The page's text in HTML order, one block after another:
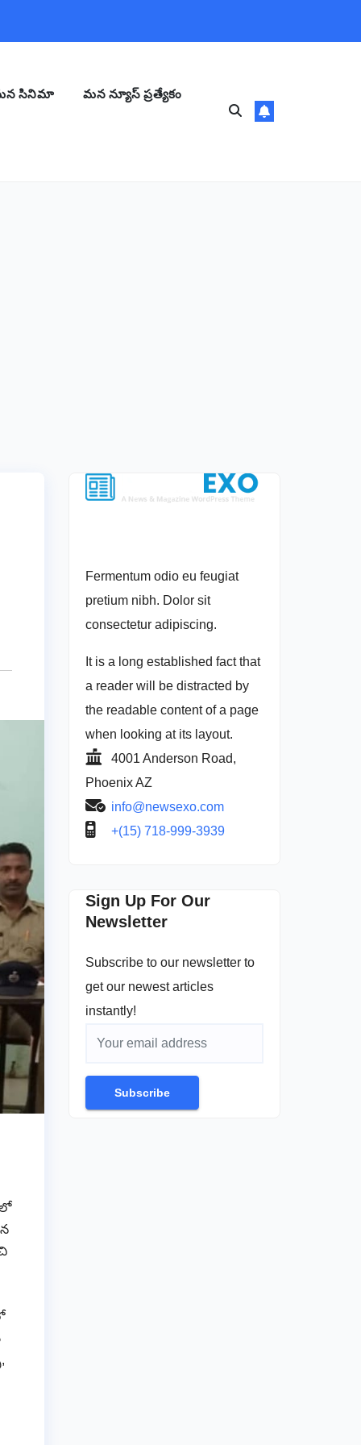
సినిమా మన న్యూస్ ప్రత్యేకం
Fermentum odio eu feugiat
pretium nibh. Dolor sit
consectetur adipiscing.
It is a long established fact that
a reader will be distracted by
the readable content of a page
when looking at its layout.
4001 Anderson Road,
Phoenix AZ
info@newsexo.com
+(15) 718-999-3939
Sign Up For Our
Newsletter
Subscribe to our newsletter to
get our newest articles
instantly!
Subscribe